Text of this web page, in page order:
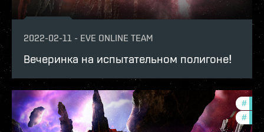
2022-02-11 - EVE ONLINE TEAM
Вечеринка на испытательном полигоне!
# pvp
# in-